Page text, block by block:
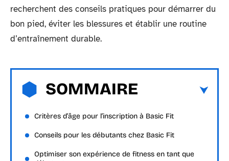
recherchent des conseils pratiques pour démarrer du
bon pied, éviter les blessures et établir une routine
d’entraînement durable.
SOMMAIRE
Critères d’âge pour l’inscription à Basic Fit
Conseils pour les débutants chez Basic Fit
Optimiser son expérience de fitness en tant que